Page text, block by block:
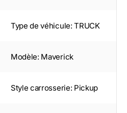
Type de véhicule: TRUCK
Modèle: Maverick
Style carrosserie: Pickup